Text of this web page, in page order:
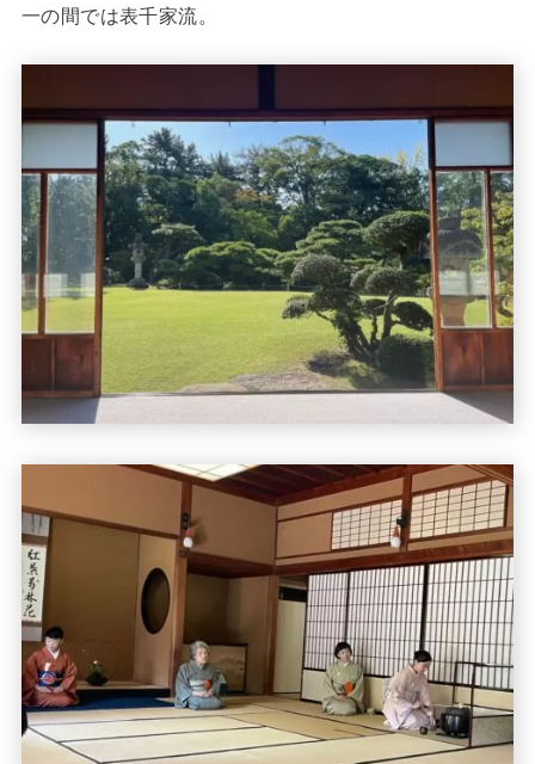
一の間では表千家流。